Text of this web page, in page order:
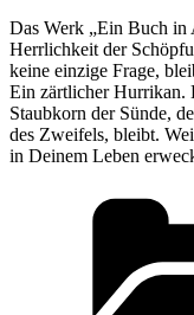
Das Werk „Ein Buch in
Herrlichkeit der
keine einzige Frage,
Ein zärtlicher Hurrikan.
Staubkorn der Sünde,
des Zweifels, bleibt.
in Deinem Leben